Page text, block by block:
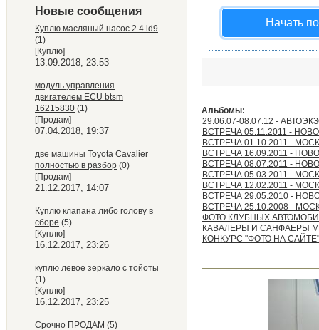
Новые сообщения
Куплю масляный насос 2.4 ld9
(1)
[Куплю]
13.09.2018, 23:53
модуль управления
двигателем ECU btsm
16215830 (1)
[Продам]
07.04.2018, 19:37
две машины Toyota Cavalier
полностью в разбор (0)
[Продам]
21.12.2017, 14:07
Куплю клапана либо голову в
сборе (5)
[Куплю]
16.12.2017, 23:26
куплю левое зеркало с тойоты
(1)
[Куплю]
16.12.2017, 23:25
Срочно ПРОДАМ (5)
Начать
Альбомы:
29.06.07-08.07.12 -
ВСТРЕЧА 05.11.2011 -
ВСТРЕЧА 01.10.2011 -
ВСТРЕЧА 16.09.2011 -
ВСТРЕЧА 08.07.2011 -
ВСТРЕЧА 05.03.2011 -
ВСТРЕЧА 12.02.2011 -
ВСТРЕЧА 29.05.2010 -
ВСТРЕЧА 25.10.2008 -
ФОТО КЛУБНЫХ
КАВАЛЕРЫ И САНФАЕРЫ
КОНКУРС "ФОТО НА